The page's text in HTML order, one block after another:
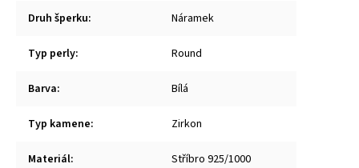
Druh šperku: Náramek
Typ perly: Round
Barva: Bílá
Typ kamene: Zirkon
Materiál: Stříbro 925/1000